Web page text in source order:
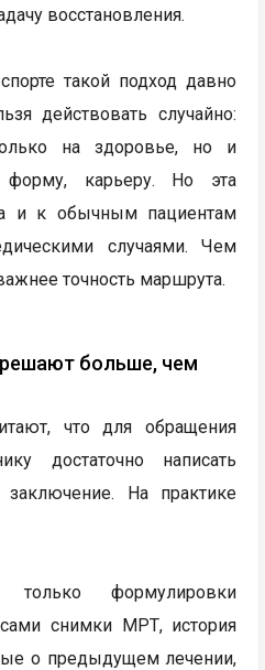
восстановления.
такой подход давно
действовать случайно:
на здоровье, но и
форму, карьеру. Но эта
и к обычным пациентам
случаями. Чем
точность маршрута.
больше, чем
что для обращения
достаточно написать
На практике
формулировки
снимки МРТ, история
о предыдущем лечении,